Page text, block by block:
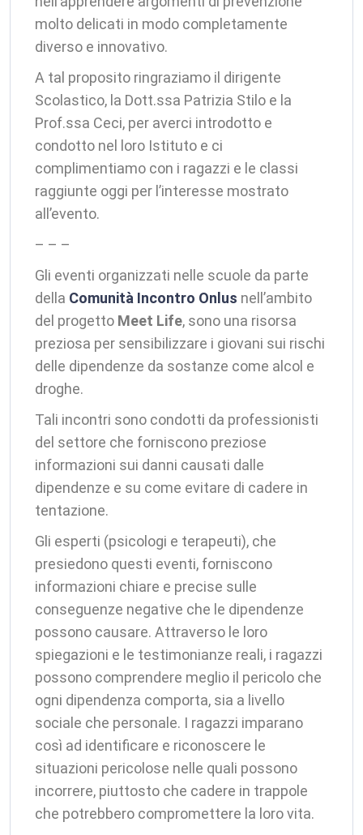
molto delicati in modo completamente
diverso e innovativo.
A tal proposito ringraziamo il dirigente
Scolastico, la Dott.ssa Patrizia Stilo e la
Prof.ssa Ceci, per averci introdotto e
condotto nel loro Istituto e ci
complimentiamo con i ragazzi e le classi
raggiunte oggi per l’interesse mostrato
all’evento.
– – –
Gli eventi organizzati nelle scuole da parte
della Comunità Incontro Onlus nell’ambito
del progetto Meet Life, sono una risorsa
preziosa per sensibilizzare i giovani sui rischi
delle dipendenze da sostanze come alcol e
droghe.
Tali incontri sono condotti da professionisti
del settore che forniscono preziose
informazioni sui danni causati dalle
dipendenze e su come evitare di cadere in
tentazione.
Gli esperti (psicologi e terapeuti), che
presiedono questi eventi, forniscono
informazioni chiare e precise sulle
conseguenze negative che le dipendenze
possono causare. Attraverso le loro
spiegazioni e le testimonianze reali, i ragazzi
possono comprendere meglio il pericolo che
ogni dipendenza comporta, sia a livello
sociale che personale. I ragazzi imparano
così ad identificare e riconoscere le
situazioni pericolose nelle quali possono
incorrere, piuttosto che cadere in trappole
che potrebbero compromettere la loro vita.